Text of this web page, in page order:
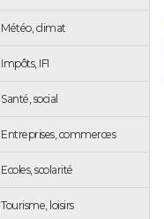
Météo, climat
Impôts, IFI
Santé, social
Entreprises, commerces
Ecoles, scolarité
Tourisme, loisirs